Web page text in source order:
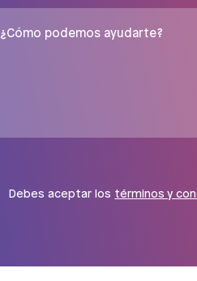
¿Cómo podemos ayudarte?
Debes aceptar los términos y